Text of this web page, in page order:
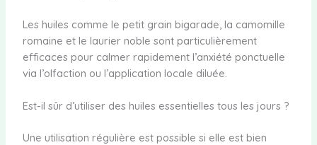
Les huiles comme le petit grain bigarade, la camomille
romaine et le laurier noble sont particulièrement
efficaces pour calmer rapidement l’anxiété ponctuelle
via l’olfaction ou l’application locale diluée.
Est-il sûr d’utiliser des huiles essentielles tous les jours ?
Une utilisation régulière est possible si elle est bien